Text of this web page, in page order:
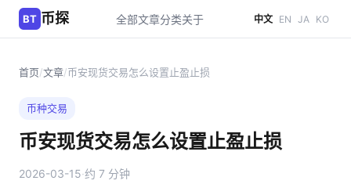
BT 币探 全部文章分类关于 中文 EN JA KO
首页/文章/币安现货交易怎么设置止盈止损
币种交易
币安现货交易怎么设置止盈止损
2026-03-15·约 7 分钟